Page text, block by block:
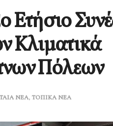
Κλιματικά
Πόλεων
ΝΕΑ, ΤΟΠΙΚΑ ΝΕΑ